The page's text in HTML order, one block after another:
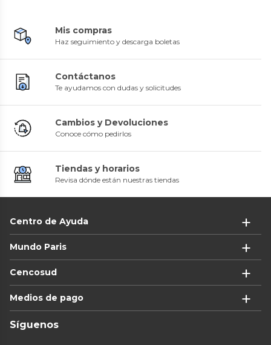
Mis compras
Haz seguimiento y descarga boletas
Contáctanos
Te ayudamos con dudas y solicitudes
Cambios y Devoluciones
Conoce cómo pedirlos
Tiendas y horarios
Revisa dónde están nuestras tiendas
Centro de Ayuda
Mundo Paris
Cencosud
Medios de pago
Síguenos